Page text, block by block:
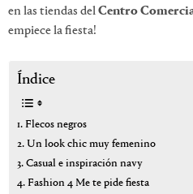
en las tiendas delCentro
empiece la fiesta!
Índice
Flecos negros
Un look chic muy femenino
Casual e inspiración navy
Fashion 4 Me te pide fiesta